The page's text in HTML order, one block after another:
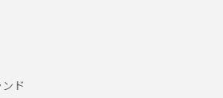
ド